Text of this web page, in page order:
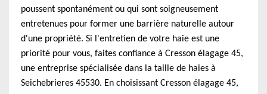
poussent spontanément ou qui sont soigneusement
entretenues pour former une barrière naturelle autour
d'une propriété. Si l'entretien de votre haie est une
priorité pour vous, faites confiance à Cresson élagage 45,
une entreprise spécialisée dans la taille de haies à
Seichebrieres 45530. En choisissant Cresson élagage 45,